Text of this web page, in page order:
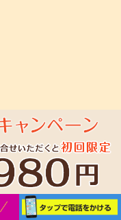
Reserved.powered by ラポ
療院HP制作）